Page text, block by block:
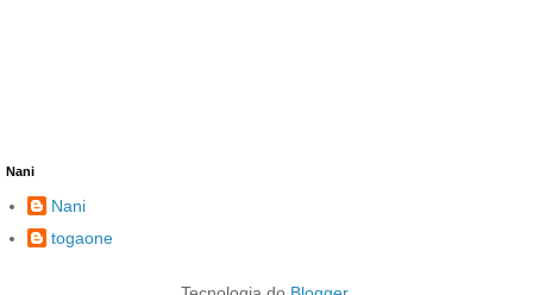
Nani
Nani
togaone